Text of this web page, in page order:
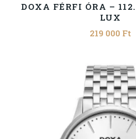
DOXA FÉRFI ÓRA –
LUX
219 000 Ft